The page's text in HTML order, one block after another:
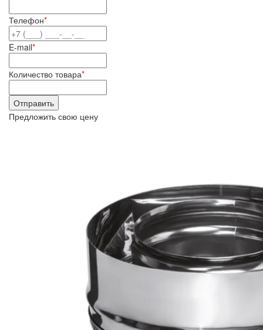
Телефон*
E-mail*
Количество товара*
Предложить свою цену